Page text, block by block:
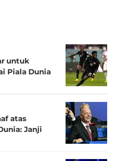
untuk
Piala Dunia
atas
Janji